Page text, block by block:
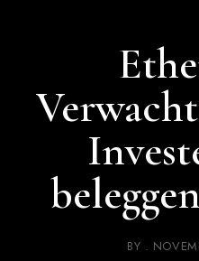
BY